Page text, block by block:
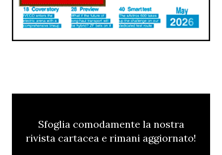
Sfoglia comodamente la nostra
rivista cartacea e rimani aggiornato!